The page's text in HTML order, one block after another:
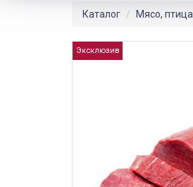
Каталог Мясо, птица
Эксклюзив